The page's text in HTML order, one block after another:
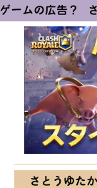
ゲームの広告？
さとうゆたか